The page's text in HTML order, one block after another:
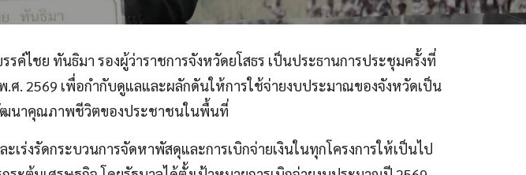
รค์ไชย ทันธิมา รองผู้ว่าราชการจังหวัดยโสธร เป็นประธานการประชุมครั้งที่
ศ. 2569 เพื่อกำกับดูแลและผลักดันให้การใช้จ่ายงบประมาณของจังหวัดเป็น
ฒนาคุณภาพชีวิตของประชาชนในพื้นที่
ร่งรัดกระบวนการจัดหาพัสดุและการเบิกจ่ายเงินในทุกโครงการให้เป็นไป